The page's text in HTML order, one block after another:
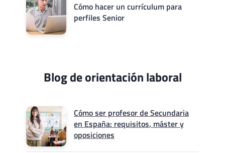
Cómo hacer un currículum para
perfiles Senior
Blog de orientación laboral
Cómo ser profesor de Secundaria
en España: requisitos, máster y
oposiciones